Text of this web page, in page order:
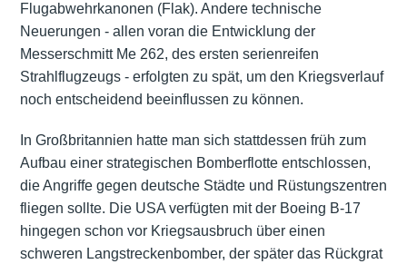
Flugabwehrkanonen (Flak). Andere technische
Neuerungen - allen voran die Entwicklung der
Messerschmitt Me 262, des ersten serienreifen
Strahlflugzeugs - erfolgten zu spät, um den Kriegsverlauf
noch entscheidend beeinflussen zu können.
In Großbritannien hatte man sich stattdessen früh zum
Aufbau einer strategischen Bomberflotte entschlossen,
die Angriffe gegen deutsche Städte und Rüstungszentren
fliegen sollte. Die USA verfügten mit der Boeing B-17
hingegen schon vor Kriegsausbruch über einen
schweren Langstreckenbomber, der später das Rückgrat